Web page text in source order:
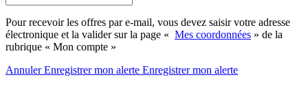
Pour recevoir les offres par e-mail, vous devez saisir votre adresse
électronique et la valider sur la page « Mes coordonnées » de la
rubrique « Mon compte »
AnnulerEnregistrer mon alerte Enregistrermon alerte